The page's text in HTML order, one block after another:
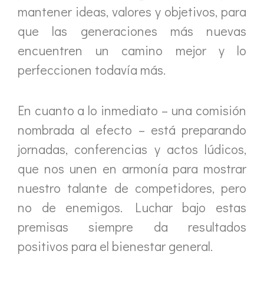
mantener ideas, valores y objetivos, para
que las generaciones más nuevas
encuentren un camino mejor y lo
perfeccionen todavía más.
En cuanto a lo inmediato – una comisión
nombrada al efecto – está preparando
jornadas, conferencias y actos lúdicos,
que nos unen en armonía para mostrar
nuestro talante de competidores, pero
no de enemigos. Luchar bajo estas
premisas siempre da resultados
positivos para el bienestar general.